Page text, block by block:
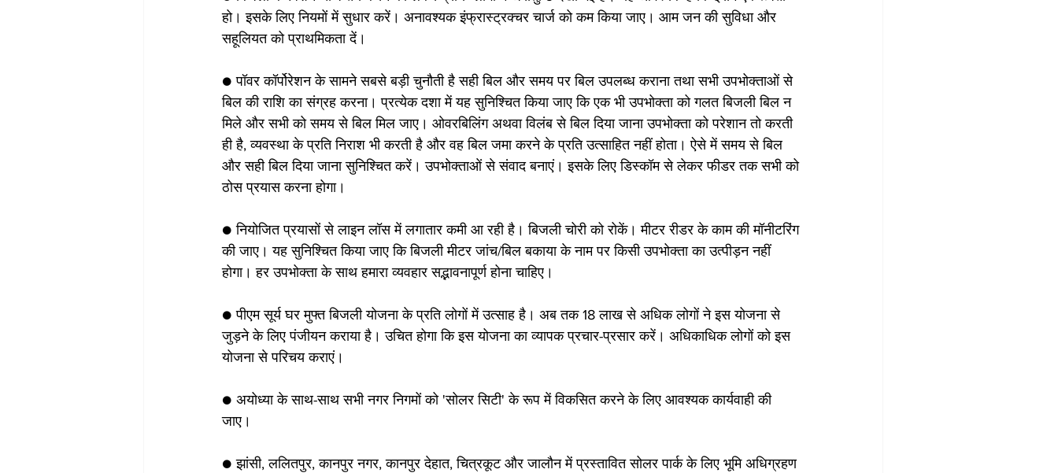
हो। इसके लिए नियमों में सुधार करें। अनावश्यक इंफ्रास्ट्रक्चर चार्ज को कम किया जाए। आम जन की सुविधा और
सहूलियत को प्राथमिकता दें।
● पॉवर कॉर्पोरेशन के सामने सबसे बड़ी चुनौती है सही बिल और समय पर बिल उपलब्ध कराना तथा सभी उपभोक्ताओं से
बिल की राशि का संग्रह करना। प्रत्येक दशा में यह सुनिश्चित किया जाए कि एक भी उपभोक्ता को गलत बिजली बिल न
मिले और सभी को समय से बिल मिल जाए। ओवरबिलिंग अथवा विलंब से बिल दिया जाना उपभोक्ता को परेशान तो करती
ही है, व्यवस्था के प्रति निराश भी करती है और वह बिल जमा करने के प्रति उत्साहित नहीं होता। ऐसे में समय से बिल
और सही बिल दिया जाना सुनिश्चित करें। उपभोक्ताओं से संवाद बनाएं। इसके लिए डिस्कॉम से लेकर फीडर तक सभी को
ठोस प्रयास करना होगा।
● नियोजित प्रयासों से लाइन लॉस में लगातार कमी आ रही है। बिजली चोरी को रोकें। मीटर रीडर के काम की मॉनीटरिंग
की जाए। यह सुनिश्चित किया जाए कि बिजली मीटर जांच/बिल बकाया के नाम पर किसी उपभोक्ता का उत्पीड़न नहीं
होगा। हर उपभोक्ता के साथ हमारा व्यवहार सद्भावनापूर्ण होना चाहिए।
● पीएम सूर्य घर मुफ्त बिजली योजना के प्रति लोगों में उत्साह है। अब तक 18 लाख से अधिक लोगों ने इस योजना से
जुड़ने के लिए पंजीयन कराया है। उचित होगा कि इस योजना का व्यापक प्रचार-प्रसार करें। अधिकाधिक लोगों को इस
योजना से परिचय कराएं।
● अयोध्या के साथ-साथ सभी नगर निगमों को 'सोलर सिटी' के रूप में विकसित करने के लिए आवश्यक कार्यवाही की
जाए।
● झांसी, ललितपुर, कानपुर नगर, कानपुर देहात, चित्रकूट और जालौन में प्रस्तावित सोलर पार्क के लिए भूमि अधिग्रहण